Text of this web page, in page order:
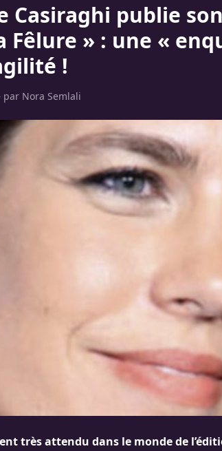
Casiraghi publie
Fêlure » : une «
!
par Nora Semlali
très attendu dans le monde de